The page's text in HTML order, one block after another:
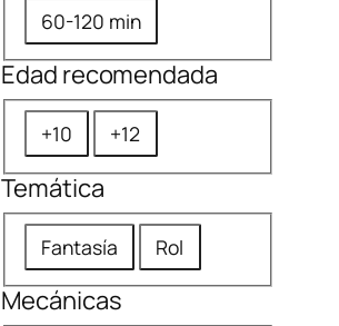
u
r
a
c
i
ó
60-120 min
Edad recomendada
d
a
d
r
e
+10 +12
Temática
e
m
Fantasía Rol
Mecánicas